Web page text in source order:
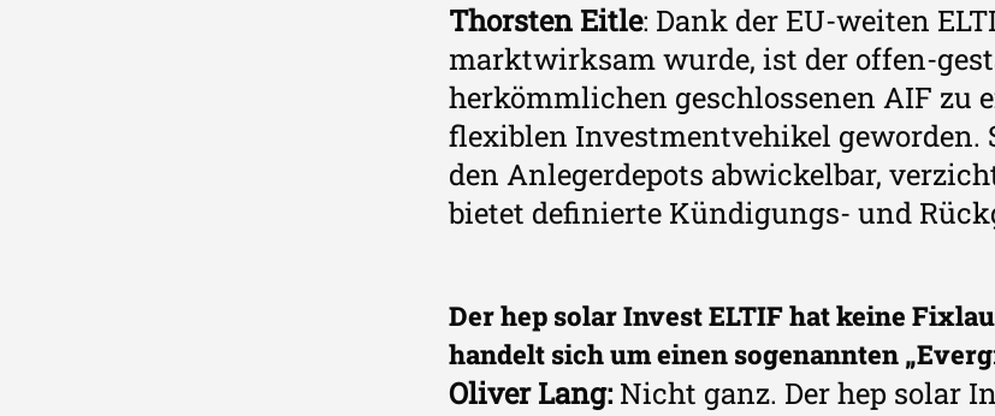
Thorsten Eitle: Dank der EU-weiten
marktwirksam wurde, ist der offen-
herkömmlichen geschlossenen AIF zu
flexiblen Investmentvehikel
den Anlegerdepots abwickelbar,
bietet definierte Kündigungs- und
Der hep solar Invest ELTIF hat keine
handelt sich um einen sogenannten
Oliver Lang: Nicht ganz. Der hep solar